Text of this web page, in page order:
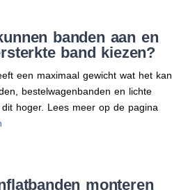
banden aan en
band kiezen?
een maximaal gewicht wat het kan
bestelwagenbanden en lichte
hoger. Lees meer op de pagina
monteren